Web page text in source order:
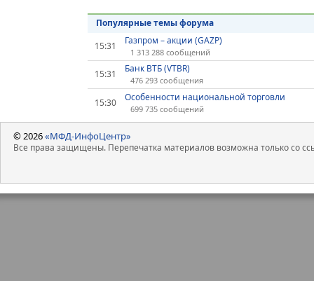
Популярные темы форума
15:31
Газпром – акции (GAZP)
1 313 288 сообщений
15:31 Банк ВТБ (VTBR)
476 293 сообщения
15:30 Особенности национальной торговли
699 735 сообщений
© 2026«МФД-ИнфоЦентр»
Все права защищены. Перепечатка материалов возможна только со